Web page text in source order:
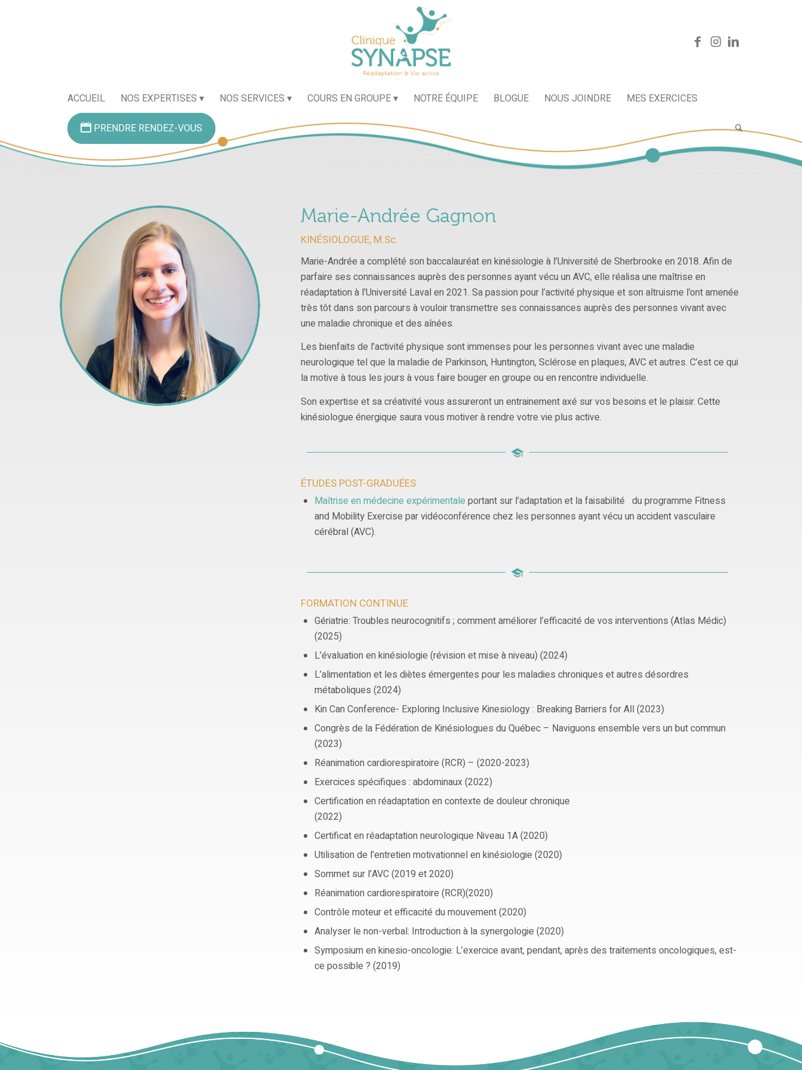
ACCUEIL NOS EXPERTISES NOS SERVICES COURS EN GROUPE NOTRE ÉQUIPE BLOGUE NOUS JOINDRE MES EXERCICES
PRENDRE RENDEZ-VOUS
Marie-Andrée Gagnon
KINÉSIOLOGUE, M.Sc.
Marie-Andrée a complété son baccalauréat en kinésiologie à l’Université de Sherbrooke en 2018. Afin de
parfaire ses connaissances auprès des personnes ayant vécu un AVC, elle réalisa une maîtrise en
réadaptation à l’Université Laval en 2021. Sa passion pour l’activité physique et son altruisme l’ont amenée
très tôt dans son parcours à vouloir transmettre ses connaissances auprès des personnes vivant avec
une maladie chronique et des aînées.
Les bienfaits de l’activité physique sont immenses pour les personnes vivant avec une maladie
neurologique tel que la maladie de Parkinson, Huntington, Sclérose en plaques, AVC et autres. C’est ce qui
la motive à tous les jours à vous faire bouger en groupe ou en rencontre individuelle.
Son expertise et sa créativité vous assureront un entrainement axé sur vos besoins et le plaisir. Cette
kinésiologue énergique saura vous motiver à rendre votre vie plus active.
ÉTUDES POST-GRADUÉES
Maîtrise en médecine expérimentale portant sur l’adaptation et la faisabilité du programme Fitness
and Mobility Exercise par vidéoconférence chez les personnes ayant vécu un accident vasculaire
cérébral (AVC).
FORMATION CONTINUE
Gériatrie: Troubles neurocognitifs ; comment améliorer l’efficacité de vos interventions (Atlas Médic)
(2025)
L’évaluation en kinésiologie (révision et mise à niveau) (2024)
L’alimentation et les diètes émergentes pour les maladies chroniques et autres désordres
métaboliques (2024)
Kin Can Conference- Exploring Inclusive Kinesiology : Breaking Barriers for All (2023)
Congrès de la Fédération de Kinésiologues du Québec – Naviguons ensemble vers un but commun
(2023)
Réanimation cardiorespiratoire (RCR) – (2020-2023)
Exercices spécifiques : abdominaux (2022)
Certification en réadaptation en contexte de douleur chronique
(2022)
Certificat en réadaptation neurologique Niveau 1A (2020)
Utilisation de l’entretien motivationnel en kinésiologie (2020)
Sommet sur l’AVC (2019 et 2020)
Réanimation cardiorespiratoire (RCR)(2020)
Contrôle moteur et efficacité du mouvement (2020)
Analyser le non-verbal: Introduction à la synergologie (2020)
Symposium en kinesio-oncologie: L’exercice avant, pendant, après des traitements oncologiques, est-
ce possible ? (2019)